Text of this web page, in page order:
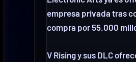
empresa privada tras
compra por 55.000
V Rising y sus DLC